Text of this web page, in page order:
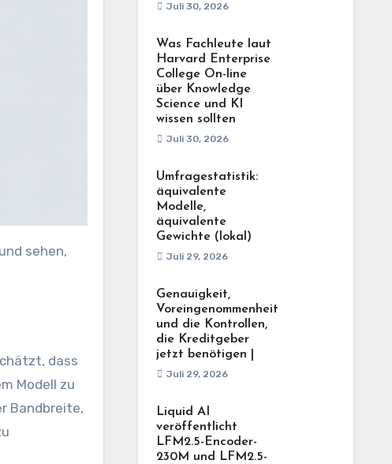
sehen,
dass
Modell zu
Bandbreite,
Juli 30, 2026
Was Fachleute laut
Harvard Enterprise
College On-line
über Knowledge
Science und KI
wissen sollten
Juli 30, 2026
Umfragestatistik:
äquivalente
Modelle,
äquivalente
Gewichte (lokal)
Juli 29, 2026
Genauigkeit,
Voreingenommenheit
und die Kontrollen,
die Kreditgeber
jetzt benötigen |
Juli 29, 2026
Liquid AI
veröffentlicht
LFM2.5-Encoder-
230M und LFM2.5-